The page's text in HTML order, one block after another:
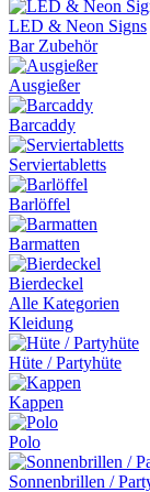
LED & Neon Signs
Bar Zubehör
Ausgießer
Barcaddy
Serviertabletts
Barlöffel
Barmatten
Bierdeckel
Alle Kategorien
Kleidung
Hüte / Partyhüte
Kappen
Polo
Sonnenbrillen /